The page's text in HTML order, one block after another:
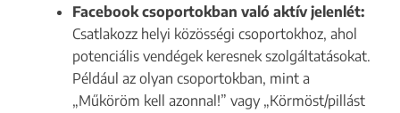
Lábápoló
Masszőr
Műszempilla építő
Képzőhely / oktató
Facebook csoportokban való aktív jelenlét:
Csatlakozz helyi közösségi csoportokhoz, ahol
potenciális vendégek keresnek szolgáltatásokat.
Például az olyan csoportokban, mint a
„Műköröm kell azonnal!” vagy „Körmöst/pillást